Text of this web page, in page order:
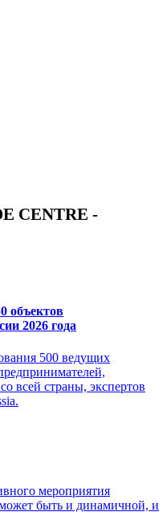
CENTRE -
объектов
2026 года
500 ведущих
всей страны, экспертов
мероприятия
быть и динамичной, и